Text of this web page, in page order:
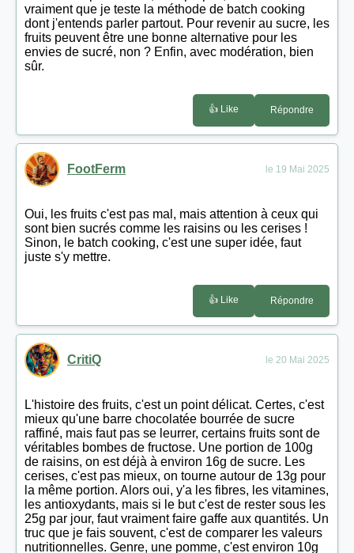
vraiment que je teste la méthode de batch cooking
dont j'entends parler partout. Pour revenir au sucre, les
fruits peuvent être une bonne alternative pour les
envies de sucré, non ? Enfin, avec modération, bien
sûr.
👍 Like Répondre
FootFerm le 19 Mai 2025
Oui, les fruits c'est pas mal, mais attention à ceux qui
sont bien sucrés comme les raisins ou les cerises !
Sinon, le batch cooking, c'est une super idée, faut
juste s'y mettre.
👍 Like Répondre
CritiQ le 20 Mai 2025
L'histoire des fruits, c'est un point délicat. Certes, c'est
mieux qu'une barre chocolatée bourrée de sucre
raffiné, mais faut pas se leurrer, certains fruits sont de
véritables bombes de fructose. Une portion de 100g
de raisins, on est déjà à environ 16g de sucre. Les
cerises, c'est pas mieux, on tourne autour de 13g pour
la même portion. Alors oui, y'a les fibres, les vitamines,
les antioxydants, mais si le but c'est de rester sous les
25g par jour, faut vraiment faire gaffe aux quantités. Un
truc que je fais souvent, c'est de comparer les valeurs
nutritionnelles. Genre, une pomme, c'est environ 10g